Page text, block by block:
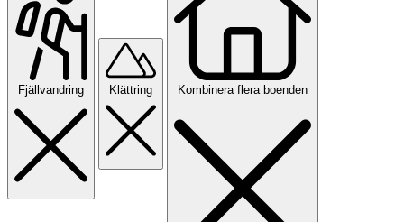
Fjällvandring Klättring Kombinera flera boenden